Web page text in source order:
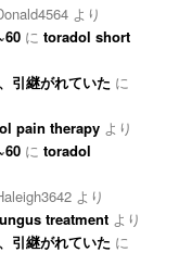
より
にtoradol short
引継がれていた に
pain therapy より
にtoradol
より
treatment より
引継がれていた に